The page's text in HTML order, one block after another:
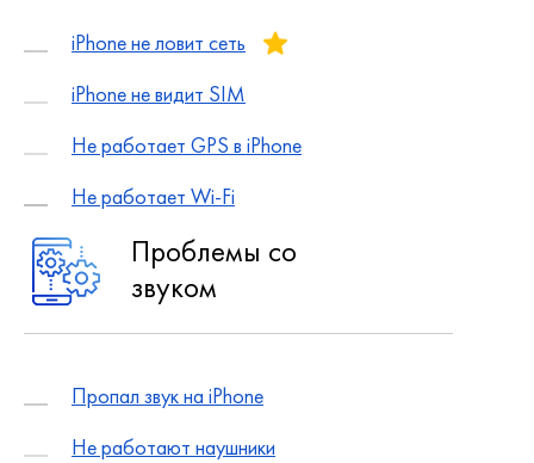
iPhone не ловит сеть
iPhone не видит SIM
Не работает GPS в iPhone
Не работает Wi-Fi
Проблемы со
звуком
Пропал звук на iPhone
Не работают наушники